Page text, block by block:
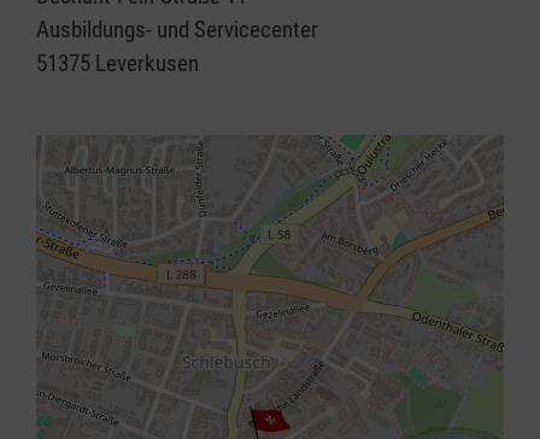
Ausbildungs- und Servicecenter
51375 Leverkusen